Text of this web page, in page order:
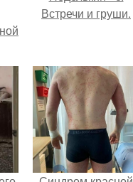
Встречи и груши.